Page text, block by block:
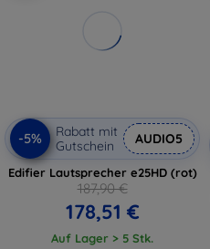
-5%
Rabatt mit
Gutschein
AUDIO5
Edifier Lautsprecher e25HD (rot)
187,90 €
178,51 €
Auf Lager > 5 Stk.